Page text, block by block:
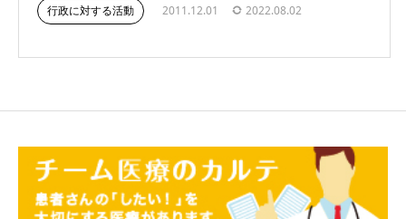
行政に対する活動 2011.12.01 2022.08.02